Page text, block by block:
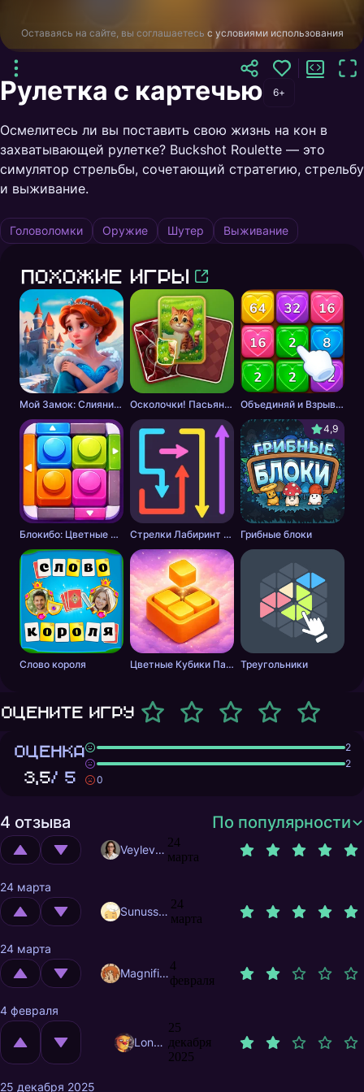
Оставаясь на сайте, вы соглашаетесь с условиями использования
Рулетка с картечью 6+
Осмелитесь ли вы поставить свою жизнь на кон в
захватывающей рулетке? Buckshot Roulette — это
симулятор стрельбы, сочетающий стратегию, стрельбу
и выживание.
Головоломки Оружие Шутер Выживание
Похожие игры
Мой Замок: Слияние и История Осколочки! Пасьянс Собери картинки Объединяй и Взрывай + 2048
Блокибо: Цветные блоки Стрелки Лабиринт - Цветной путь
4,9
Грибные блоки
Слово короля Цветные Кубики Пазл Треугольники
Оцените игру
ОЦЕНКА
3,5/ 5
2
2
0
4 отзыва По популярности
Veylevas
24
марта
24 марта
Sunusstex
24
марта
24 марта
MagnificentMrFox
4
февраля
4 февраля
LongestMax
25
декабря
2025
25 декабря 2025